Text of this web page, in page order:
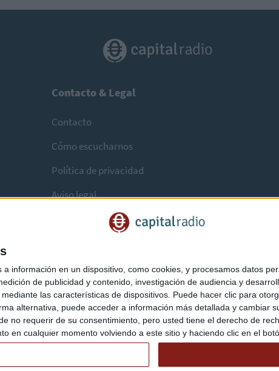
información en un dispositivo, como cookies, y procesamos datos
de publicidad y contenido, investigación de audiencia y
las características de dispositivos. Puede hacer clic para
alternativa, puede acceder a información más detallada y cambiar
no requerir de su consentimiento, pero usted tiene el derecho de
en cualquier momento volviendo a este sitio y haciendo clic en el
Contacto & Legal
Contacto
Cómo escucharnos
Política de privacidad
Aviso legal